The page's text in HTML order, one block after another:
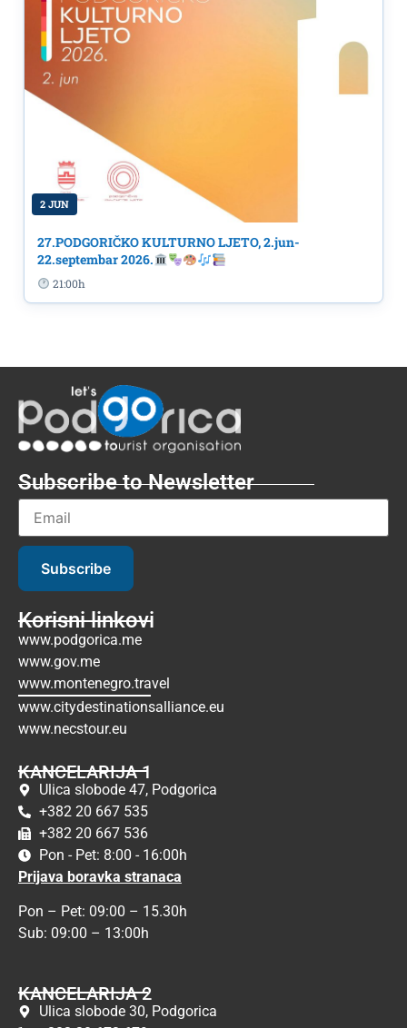
2 JUN
27.PODGORIČKO KULTURNO LJETO, 2.jun-
22.septembar 2026.
21:00h
Subscribe to Newsletter
Subscribe
Korisni linkovi
www.podgorica.me
www.gov.me
www.montenegro.travel
www.citydestinationsalliance.eu
www.necstour.eu
KANCELARIJA 1
Ulica slobode 47, Podgorica
+382 20 667 535
+382 20 667 536
Pon - Pet: 8:00 - 16:00h
Prijava boravka stranaca
Pon – Pet: 09:00 – 15.30h
Sub: 09:00 – 13:00h
KANCELARIJA 2
Ulica slobode 30, Podgorica